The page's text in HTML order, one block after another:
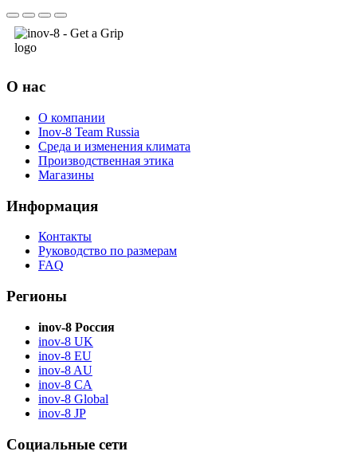
О нас
О компании
Inov-8 Team Russia
Среда и изменения климата
Производственная этика
Магазины
Информация
Контакты
Руководство по размерам
FAQ
Регионы
inov-8 Россия
inov-8 UK
inov-8 EU
inov-8 AU
inov-8 CA
inov-8 Global
inov-8 JP
Социальные сети